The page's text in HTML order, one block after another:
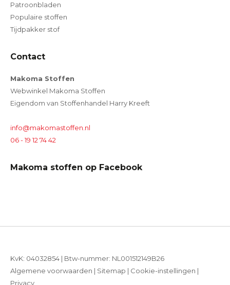
Patroonbladen
Populaire stoffen
Tijdpakker stof
Contact
Makoma Stoffen
Webwinkel Makoma Stoffen
Eigendom van Stoffenhandel Harry Kreeft
info@makomastoffen.nl
06 - 19 12 74 42
Makoma stoffen op Facebook
KvK: 04032854 | Btw-nummer: NL001512149B26
Algemene voorwaarden | Sitemap | Cookie-instellingen |
Privacy